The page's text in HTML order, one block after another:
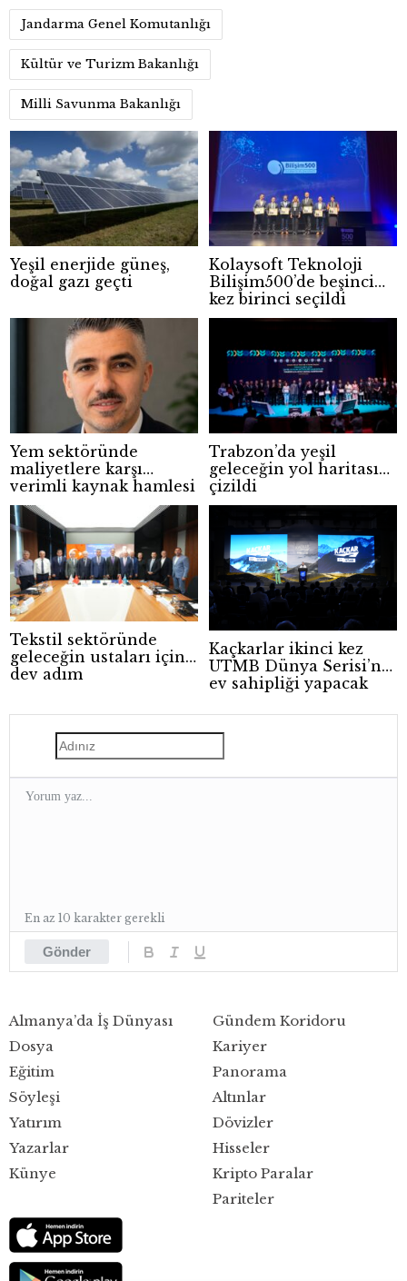
Jandarma Genel Komutanlığı
Kültür ve Turizm Bakanlığı
Milli Savunma Bakanlığı
Yeşil enerjide güneş,
doğal gazı geçti
Kolaysoft Teknoloji
Bilişim500’de beşinci
kez birinci seçildi
Yem sektöründe
maliyetlere karşı
verimli kaynak hamlesi
Trabzon’da yeşil
geleceğin yol haritası
çizildi
Tekstil sektöründe
geleceğin ustaları için
dev adım
Kaçkarlar ikinci kez
UTMB Dünya Serisi’ne
ev sahipliği yapacak
Gönder
En az 10 karakter gerekli
Almanya’da İş Dünyası
Dosya
Eğitim
Gündem Koridoru
Kariyer
Panorama
Söyleşi
Yatırım
Yazarlar
Künye
Altınlar
Dövizler
Hisseler
Kripto Paralar
Pariteler